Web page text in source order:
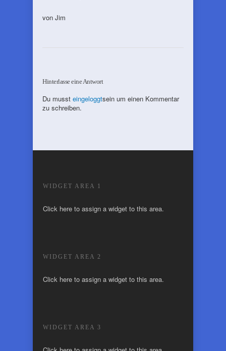
von Jim
Hinterlasse eine Antwort
Du musst eingeloggtsein um einen Kommentar
zu schreiben.
WIDGET AREA 1
Click here to assign a widget to this area.
WIDGET AREA 2
Click here to assign a widget to this area.
WIDGET AREA 3